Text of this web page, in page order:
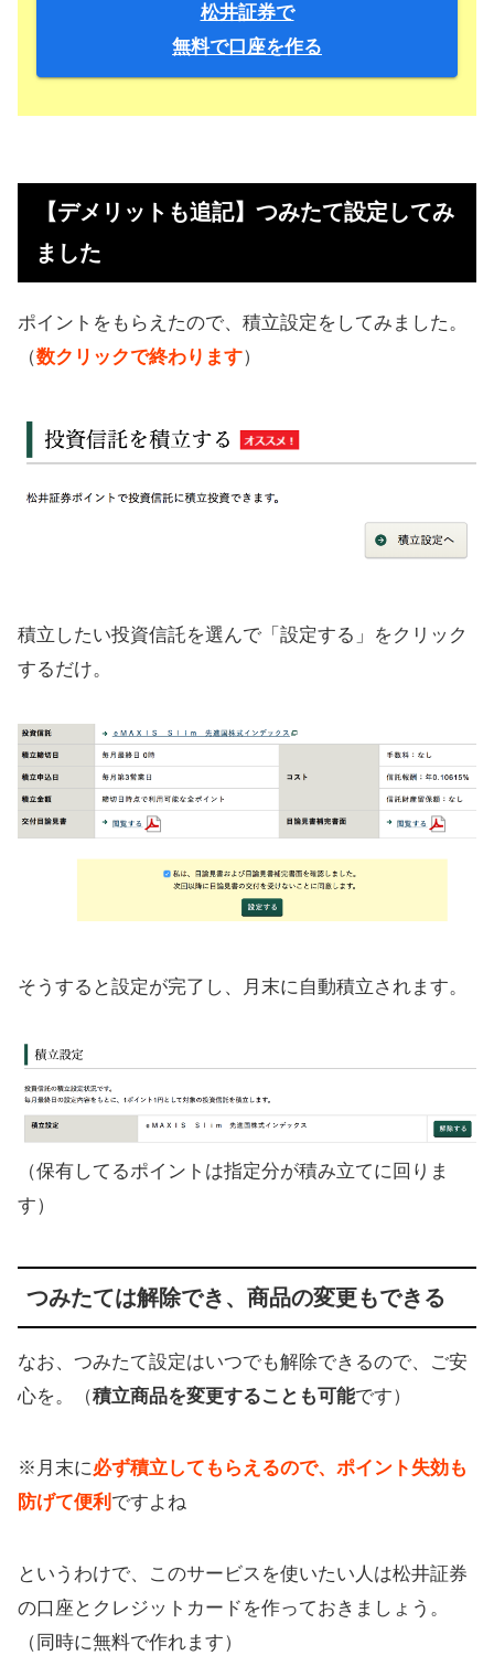
松井証券で
無料で口座を作る
【デメリットも追記】つみたて設定してみ
ました
ポイントをもらえたので、積立設定をしてみました。
（数クリックで終わります）
積立したい投資信託を選んで「設定する」をクリック
するだけ。
そうすると設定が完了し、月末に自動積立されます。
（保有してるポイントは指定分が積み立てに回りま
す）
つみたては解除でき、商品の変更もできる
なお、つみたて設定はいつでも解除できるので、ご安
心を。（積立商品を変更することも可能です）
※月末に必ず積立してもらえるので、ポイント失効も
防げて便利 ですよね
というわけで、このサービスを使いたい人は松井証券
の口座とクレジットカードを作っておきましょう。
（同時に無料で作れます）